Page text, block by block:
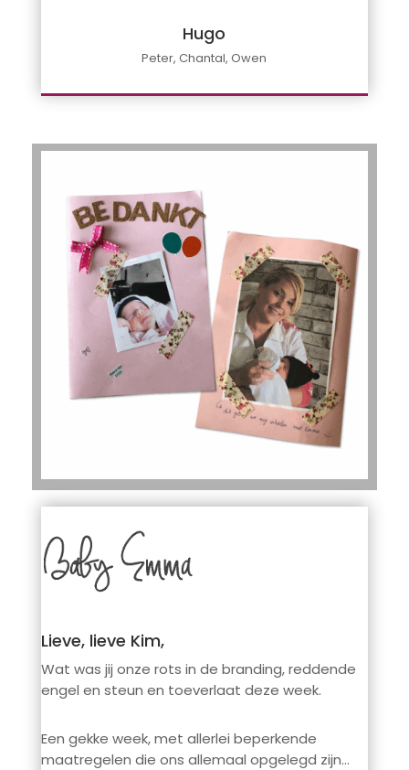
Hugo
Peter, Chantal, Owen
Lieve, lieve Kim,
Wat was jij onze rots in de branding, reddende
engel en steun en toeverlaat deze week.
Een gekke week, met allerlei beperkende
maatregelen die ons allemaal opgelegd zijn…